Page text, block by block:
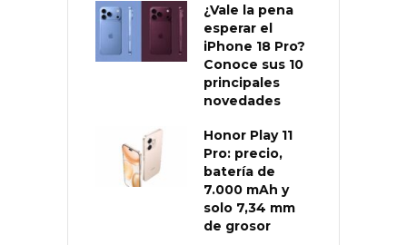
¿Vale la pena
esperar el
iPhone 18 Pro?
Conoce sus 10
principales
novedades
Honor Play 11
Pro: precio,
batería de
7.000 mAh y
solo 7,34 mm
de grosor